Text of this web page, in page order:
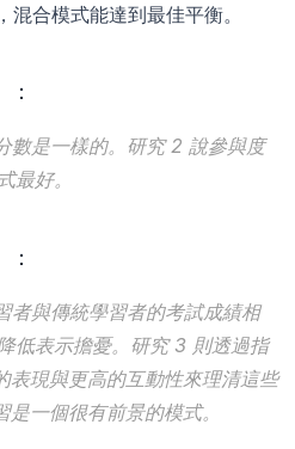
混合模式能達到最佳平衡。
數是一樣的。研究 2 說參與度
最好。
者與傳統學習者的考試成績相
低表示擔憂。研究 3 則透過指
表現與更高的互動性來理清這些
一個很有前景的模式。